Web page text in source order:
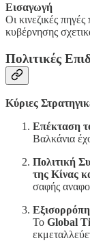
Εισαγωγή
Οι κινεζικές
κυβέρνησης
Πολιτικές
Κύριες
Επέκταση
Βαλκάνια
Πολιτική
της Κίνας
σαφής
Το Global